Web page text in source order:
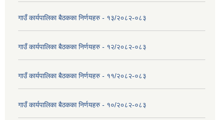
गाउँ कार्यपालिका बैठकका निर्णयहरु - १३/२०८२-०८३
गाउँ कार्यपालिका बैठकका निर्णयहरु - १२/२०८२-०८३
गाउँ कार्यपालिका बैठकका निर्णयहरु - ११/२०८२-०८३
गाउँ कार्यपालिका बैठकका निर्णयहरु - १०/२०८२-०८३